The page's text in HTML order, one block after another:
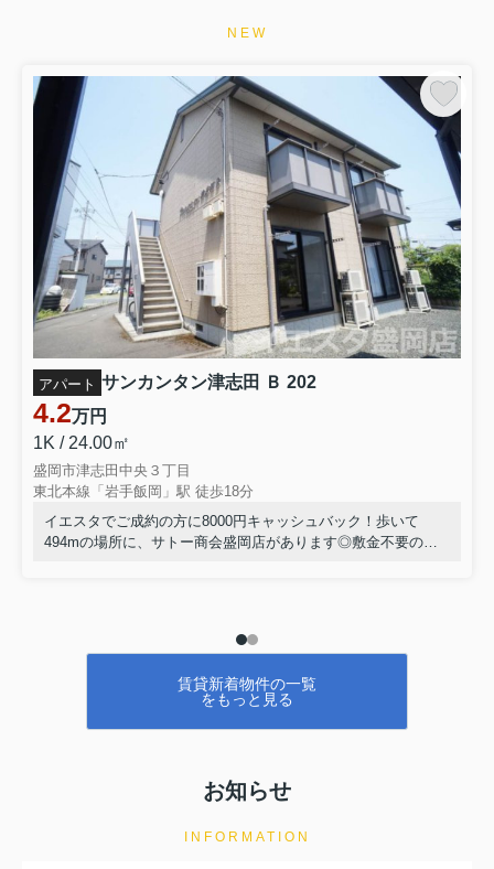
NEW
アパート サンカンタン津志田 Ｂ 202
4.2万円
1K / 24.00㎡
盛岡市津志田中央３丁目
東北本線「岩手飯岡」駅 徒歩18分
イエスタでご成約の方に8000円キャッシュバック！歩いて
494mの場所に、サトー商会盛岡店があります◎敷金不要の物
東北本線岩手飯岡付近の情報が豊富です(^^)
賃貸新着物件の一覧
をもっと見る
お知らせ
INFORMATION